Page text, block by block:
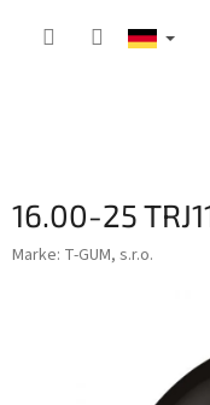
16.00-25
Marke: T-GUM, s.r.o.